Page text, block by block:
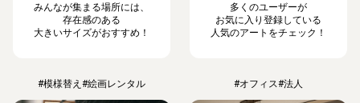
みんなが集まる場所には、
存在感のある
大きいサイズがおすすめ！
多くのユーザーが
お気に入り登録している
人気のアートをチェック！
#模様替え #絵画レンタル #オフィス#法人